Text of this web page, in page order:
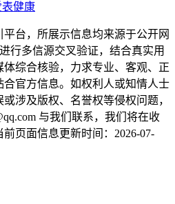
健康
台，所展示信息均来源于公开网
行多信源交叉验证，结合真实用
综合核验，力求专业、客观、正
官方信息。如权利人或知情人士
涉及版权、名誉权等侵权问题，
与我们联系，我们将在收
页面信息更新时间：2026-07-